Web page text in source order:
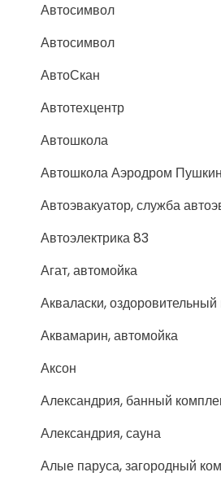
Автосимвол
Автосимвол
АвтоСкан
Автотехцентр
Автошкола
Автошкола Аэродром Пушкин
Автоэвакуатор, служба
Автоэлектрика 83
Агат, автомойка
Акваласки, оздоровительный
Аквамарин, автомойка
Аксон
Александрия, банный
Александрия, сауна
Алые паруса, загородный